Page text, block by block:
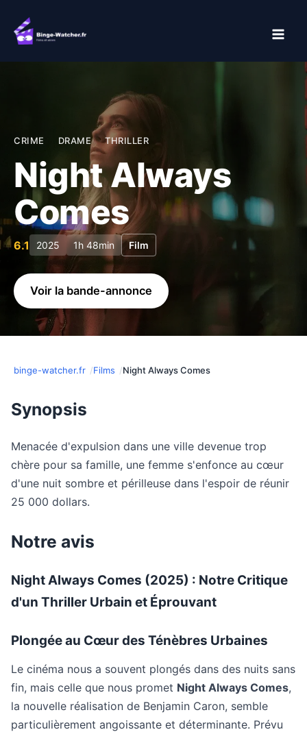
contenu
CRIME DRAME THRILLER
Night Always
Comes
6.1 2025 1h 48min Film
Voir la bande-annonce
binge-watcher.fr Films Night Always Comes
Synopsis
Menacée d'expulsion dans une ville devenue trop
chère pour sa famille, une femme s'enfonce au cœur
d'une nuit sombre et périlleuse dans l'espoir de réunir
25 000 dollars.
Notre avis
Night Always Comes (2025) : Notre Critique
d'un Thriller Urbain et Éprouvant
Plongée au Cœur des Ténèbres Urbaines
Le cinéma nous a souvent plongés dans des nuits sans
fin, mais celle que nous promet Night Always Comes,
la nouvelle réalisation de Benjamin Caron, semble
particulièrement angoissante et déterminante. Prévu